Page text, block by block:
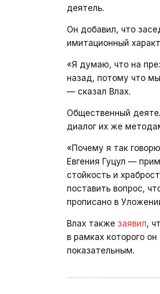
деятель.
Он добавил, что
имитационный
«Я думаю, что на
назад, потому что
— сказал Влах.
Общественный
диалог их же
«Почему я так
Евгения Гуцул —
стойкость и
поставить вопрос,
прописано в
Влах также заявил,
в рамках которого
показательным.